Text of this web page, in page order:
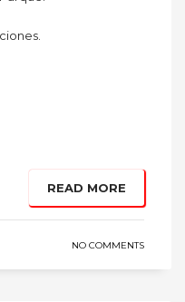
READ MORE
NO COMMENTS